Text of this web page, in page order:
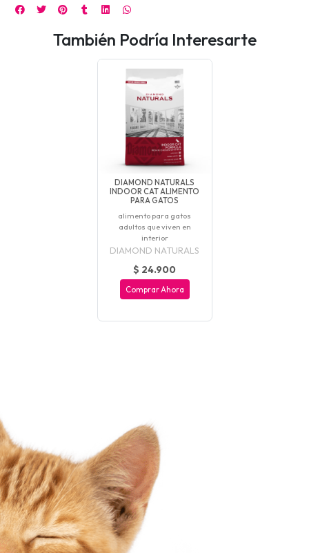
También Podría Interesarte
DIAMOND NATURALS
INDOOR CAT ALIMENTO
PARA GATOS
alimento para gatos
adultos que viven en
interior
DIAMOND NATURALS
$ 24.900
Comprar Ahora